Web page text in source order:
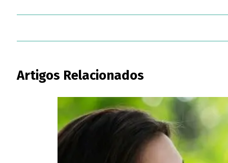
Artigos Relacionados